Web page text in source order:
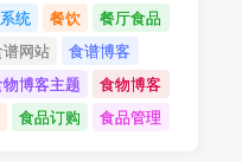
统 餐饮
餐厅食品
网站
食谱博客
博客主题
食物博客
食品订购 食品管理